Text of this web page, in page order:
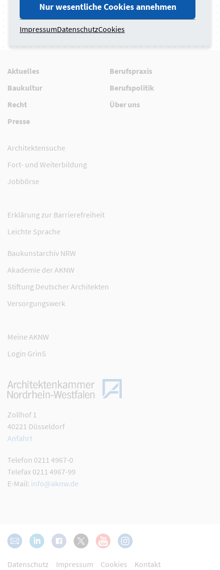
Jetzt kostenlosen Newsletter abonnieren
Aktuelles
Berufspraxis
Baukultur
Berufspolitik
Recht
Über uns
Presse
Architektensuche
Fort- und Weiterbildung
Jobbörse
Erklärung zur Barrierefreiheit
Leichte Sprache
Baukunstarchiv NRW
Akademie der AKNW
Stiftung Deutscher Architekten
Versorgungswerk
Meine AKNW
Login GrinS
Zollhof 1
40221 Düsseldorf
Anfahrt
Telefon 0211 4967-0
Telefax 0211 4967-99
E-Mail: info@aknw.de
Datenschutz Impressum Cookies Kontakt
Nur wesentliche Cookies annehmen
ImpressumDatenschutzCookies